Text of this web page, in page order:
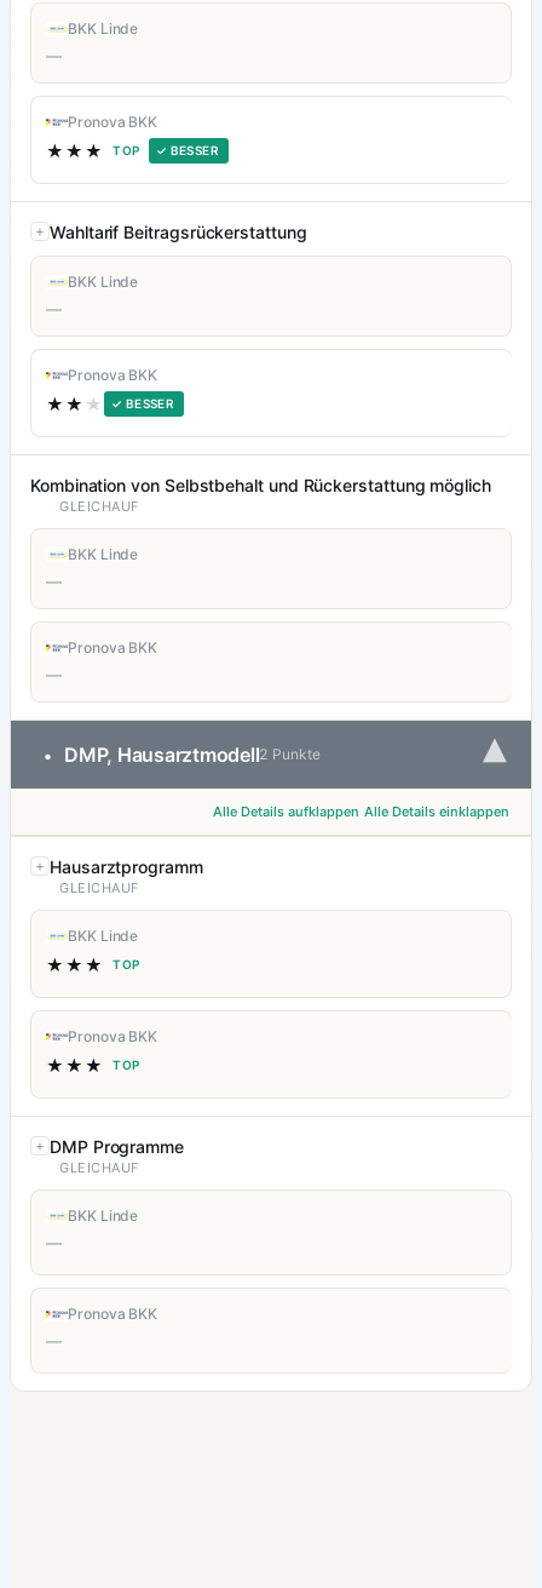
BKK Linde
—
Pronova BKK
★★★ TOP ✓ BESSER
Wahltarif Beitragsrückerstattung
BKK Linde
—
Pronova BKK
★★ ★ ✓ BESSER
Kombination von Selbstbehalt und Rückerstattung möglich
GLEICHAUF
BKK Linde
—
Pronova BKK
—
• DMP, Hausarztmodell2 Punkte ▾
Alle Details aufklappen Alle Details einklappen
Hausarztprogramm
GLEICHAUF
BKK Linde
★★★ TOP
Pronova BKK
★★★ TOP
DMP Programme
GLEICHAUF
BKK Linde
—
Pronova BKK
—